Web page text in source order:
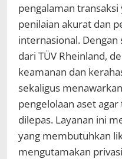
pengalaman
penilaian akurat dan
internasional. Dengan
dari TÜV Rheinland,
keamanan dan
sekaligus
pengelolaan aset
dilepas. Layanan ini
yang membutuhkan
mengutamakan